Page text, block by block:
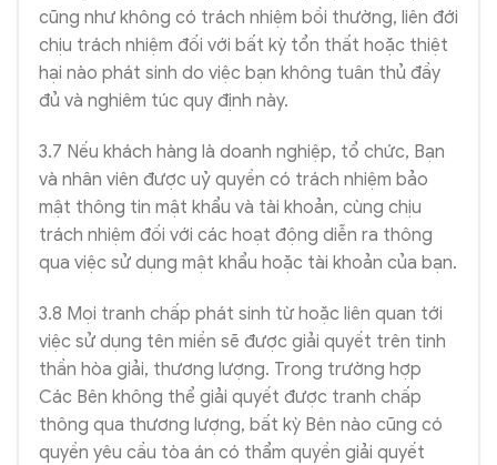
cũng như không có trách nhiệm bồi thường, liên đới
chịu trách nhiệm đối với bất kỳ tổn thất hoặc thiệt
hại nào phát sinh do việc bạn không tuân thủ đầy
đủ và nghiêm túc quy định này.
3.7 Nếu khách hàng là doanh nghiệp, tổ chức, Bạn
và nhân viên được uỷ quyền có trách nhiệm bảo
mật thông tin mật khẩu và tài khoản, cùng chịu
trách nhiệm đối với các hoạt động diễn ra thông
qua việc sử dụng mật khẩu hoặc tài khoản của bạn.
3.8 Mọi tranh chấp phát sinh từ hoặc liên quan tới
việc sử dụng tên miền sẽ được giải quyết trên tinh
thần hòa giải, thương lượng. Trong trường hợp
Các Bên không thể giải quyết được tranh chấp
thông qua thương lượng, bất kỳ Bên nào cũng có
quyền yêu cầu tòa án có thẩm quyền giải quyết